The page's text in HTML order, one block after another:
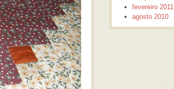
fevereiro 2011
agosto 2010